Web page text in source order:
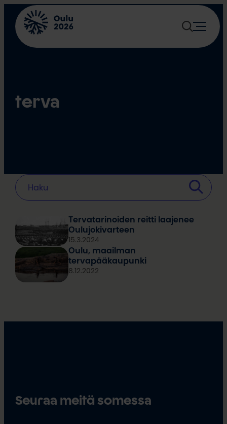
Siirry
sisältöön
terva
Tervatarinoiden reitti laajenee
Oulujokivarteen
15.3.2024
Oulu, maailman
tervapääkaupunki
8.12.2022
Seuraa meitä somessa